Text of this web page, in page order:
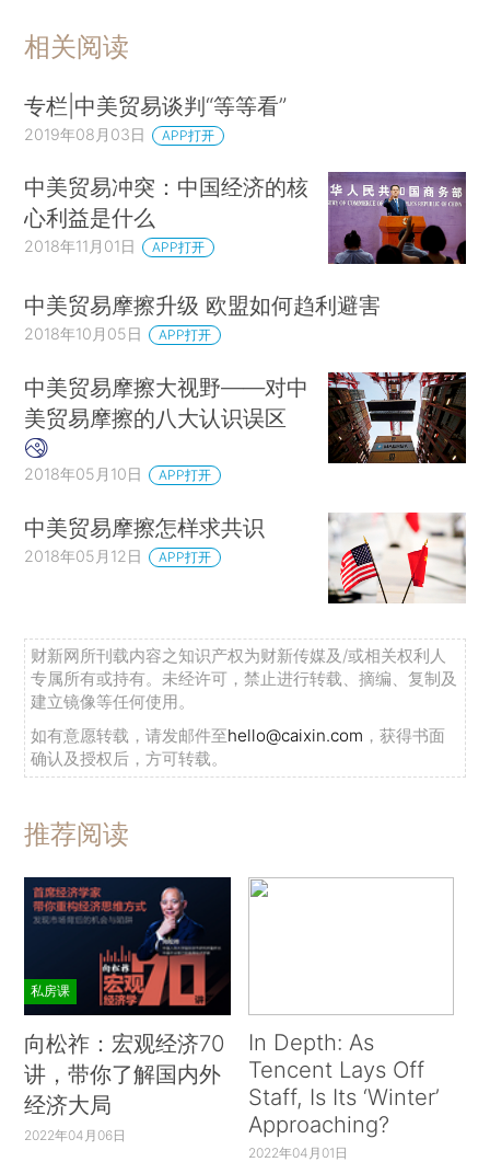
相关阅读
专栏|中美贸易谈判“等等看”
2019年08月03日 APP打开
中美贸易冲突：中国经济的核
心利益是什么
2018年11月01日 APP打开
中美贸易摩擦升级 欧盟如何趋利避害
2018年10月05日 APP打开
中美贸易摩擦大视野——对中
美贸易摩擦的八大认识误区
2018年05月10日 APP打开
中美贸易摩擦怎样求共识
2018年05月12日 APP打开
财新网所刊载内容之知识产权为财新传媒及/或相关权利人
专属所有或持有。未经许可，禁止进行转载、摘编、复制及
建立镜像等任何使用。
如有意愿转载，请发邮件至hello@caixin.com ，获得书面
确认及授权后，方可转载。
推荐阅读
私房课
向松祚：宏观经济70
讲，带你了解国内外
经济大局
2022年04月06日
In Depth: As
Tencent Lays Off
Staff, Is Its ‘Winter’
Approaching?
2022年04月01日